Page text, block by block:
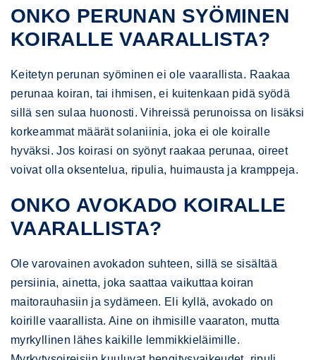
ONKO PERUNAN SYÖMINEN
KOIRALLE VAARALLISTA?
Keitetyn perunan syöminen ei ole vaarallista. Raakaa
perunaa koiran, tai ihmisen, ei kuitenkaan pidä syödä
sillä sen sulaa huonosti. Vihreissä perunoissa on lisäksi
korkeammat määrät solaniinia, joka ei ole koiralle
hyväksi. Jos koirasi on syönyt raakaa perunaa, oireet
voivat olla oksentelua, ripulia, huimausta ja kramppeja.
ONKO AVOKADO KOIRALLE
VAARALLISTA?
Ole varovainen avokadon suhteen, sillä se sisältää
persiinia, ainetta, joka saattaa vaikuttaa koiran
maitorauhasiin ja sydämeen. Eli kyllä, avokado on
koirille vaarallista. Aine on ihmisille vaaraton, mutta
myrkyllinen lähes kaikille lemmikkieläimille.